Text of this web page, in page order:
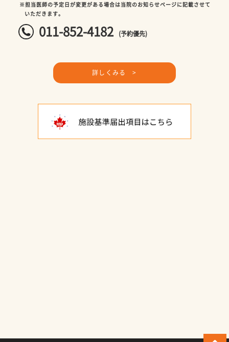
※担当医師の予定日が変更がある場合は当院のお知らせページに記載させて
いただきます。
011-852-4182 (予約優先)
詳しくみる >